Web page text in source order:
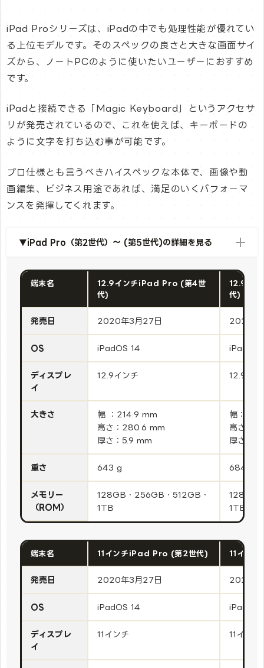
iPad Proシリーズは、iPadの中でも処理性能が優れてい
る上位モデルです。そのスペックの良さと大きな画面サイ
ズから、ノートPCのように使いたいユーザーにおすすめ
です。
iPadと接続できる「Magic Keyboard」というアクセサ
リが発売されているので、これを使えば、キーボードの
ように文字を打ち込む事が可能です。
プロ仕様とも言うべきハイスペックな本体で、画像や動
画編集、ビジネス用途であれば、満足のいくパフォーマ
ンスを発揮してくれます。
▼iPad Pro（第2世代）～ (第5世代)の詳細を見る
端末名
12.9インチiPad Pro (第4世
代)
12.9イ
代)
発売日 2020年3月27日 2021年
OS iPadOS 14 iPadOS
ディスプレ
イ
12.9インチ 12.9イン
大きさ
幅 ：214.9 mm
高さ：280.6 mm
厚さ：5.9 mm
幅：
高さ：
厚さ：
重さ 643 g 684 g
メモリー
（ROM）
128GB・256GB・512GB・
1TB
128GB
1TB・
端末名 11インチiPad Pro (第2世代) 11イン
発売日 2020年3月27日 2021年
OS iPadOS 14 iPadOS
ディスプレ
イ
11インチ 11インチ